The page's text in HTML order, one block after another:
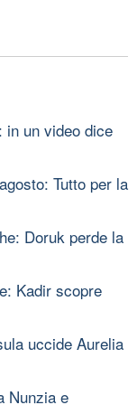
in un video dice
Tutto per la
Doruk perde la
Kadir scopre
uccide Aurelia
Nunzia e